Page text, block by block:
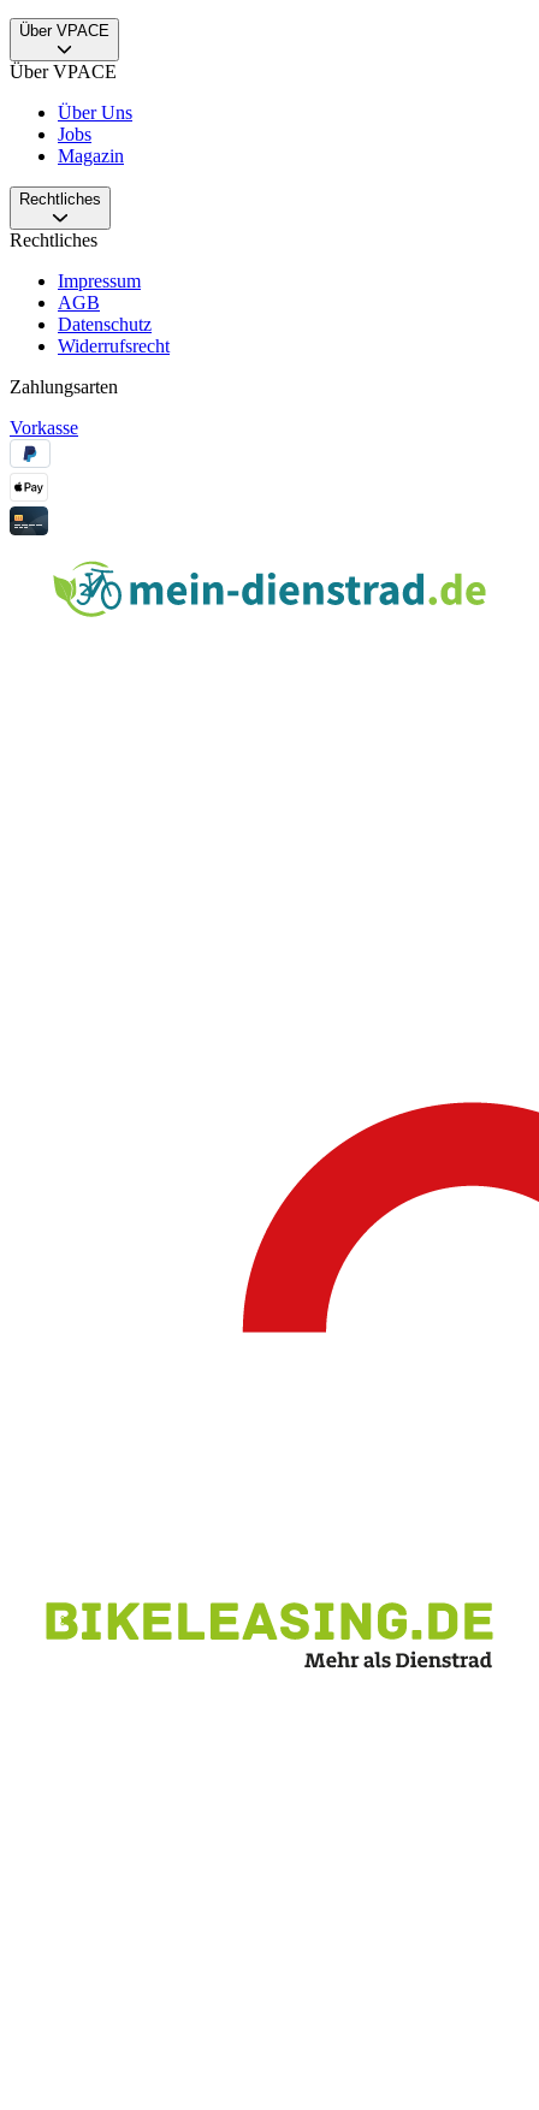
Über VPACE
Über VPACE
Über Uns
Jobs
Magazin
Rechtliches
Rechtliches
Impressum
AGB
Datenschutz
Widerrufsrecht
Zahlungsarten
Vorkasse